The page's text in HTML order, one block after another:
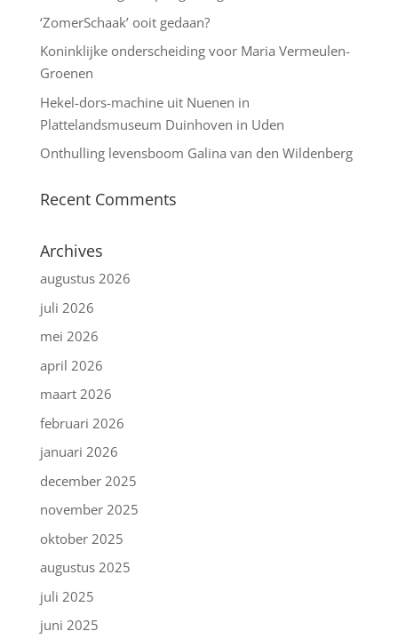
‘ZomerSchaak’ ooit gedaan?
Koninklijke onderscheiding voor Maria Vermeulen-
Groenen
Hekel-dors-machine uit Nuenen in
Plattelandsmuseum Duinhoven in Uden
Onthulling levensboom Galina van den Wildenberg
Recent Comments
Archives
augustus 2026
juli 2026
mei 2026
april 2026
maart 2026
februari 2026
januari 2026
december 2025
november 2025
oktober 2025
augustus 2025
juli 2025
juni 2025